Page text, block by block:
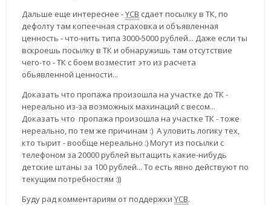
Дальше еще интереснее -YCB сдает посылку в ТК, по
дефолту там копеечная страховка и объявленная
ценность - что-нить типа 3000-5000 рублей... Даже если ты
вскроешь посылку в ТК и обнаружишь там отсутствие
чего-то - ТК с боем возместит это из расчета
обьявленной ценности...
Доказать что пропажа произошла на участке до ТК -
нереально из-за возможных махинаций с весом...
Доказать что пропажа произошла на участке ТК - тоже
нереально, по тем же причинам :) А уловить логику тех,
кто тырит - вообще нереально :) Могут из посылки с
телефоном за 20000 рублей вытащить какие-нибудь
детские штаны за 100 рублей... То есть явно действуют по
текущим потребностям :))
Буду рад комментариям от поддержки YCB.